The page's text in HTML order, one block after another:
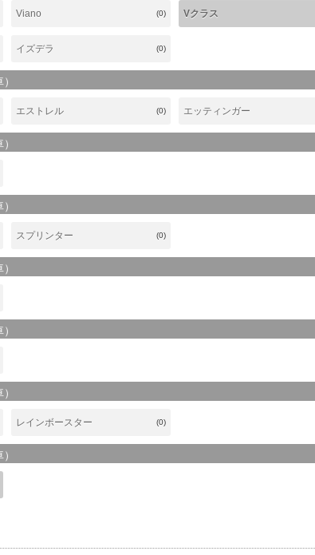
Viano (0) Vクラス
イズデラ (0)
エストレル (0) エッティンガー
スプリンター (0)
レインボースター (0)